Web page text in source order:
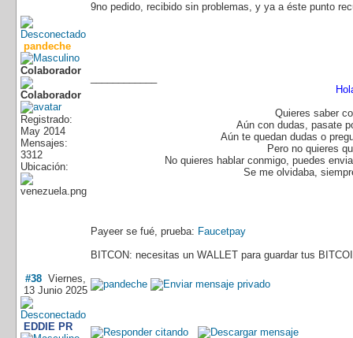
pandeche
Colaborador
Registrado:
May 2014
Mensajes:
3312
Ubicación:
9no pedido, recibido sin problemas, y ya a éste punto
Quieres saber
Aún con dudas, pasate
Aún te quedan dudas o
Pero no quieres
No quieres hablar conmigo, puedes
Se me olvidaba,
Payeer se fué, prueba: Faucetpay
BITCON: necesitas un WALLET para guardar tus
#38 Viernes,
13 Junio 2025
EDDIE PR